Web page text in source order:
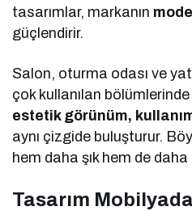
tasarımlar, markanın
güçlendirir.
Salon, oturma odası ve
çok kullanılan
estetik görünüm,
aynı çizgide buluşturur.
hem daha şık hem de
Tasarım